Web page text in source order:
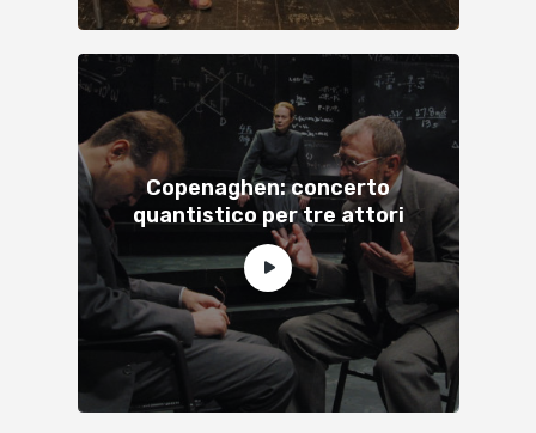
Copenaghen: concerto
quantistico per tre attori